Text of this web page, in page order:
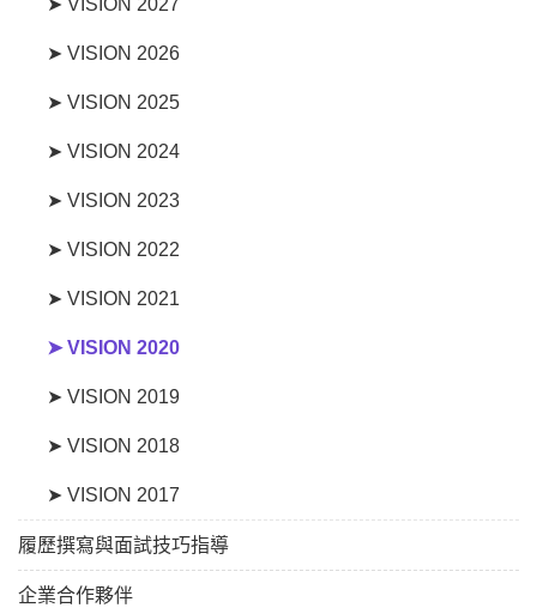
➤ VISION 2027
➤ VISION 2026
➤ VISION 2025
➤ VISION 2024
➤ VISION 2023
➤ VISION 2022
➤ VISION 2021
➤ VISION 2020
➤ VISION 2019
➤ VISION 2018
➤ VISION 2017
履歷撰寫與面試技巧指導
企業合作夥伴